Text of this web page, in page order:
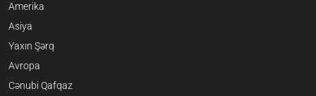
Amerika
Asiya
Yaxın Şərq
Avropa
Cənubi Qafqaz